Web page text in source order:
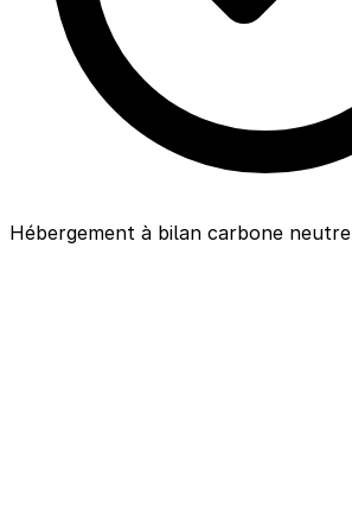
Hébergement à bilan carbone neutre